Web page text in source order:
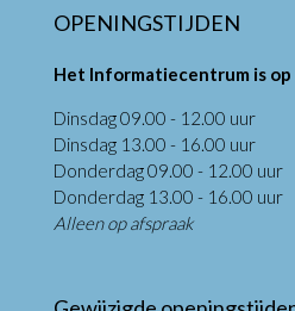
OPENINGSTIJDEN
Het Informatiecentrum is
Dinsdag 09.00 - 12.00 uur
Dinsdag 13.00 - 16.00 uur
Donderdag 09.00 - 12.00 uur
Donderdag 13.00 - 16.00 uur
Alleen op afspraak